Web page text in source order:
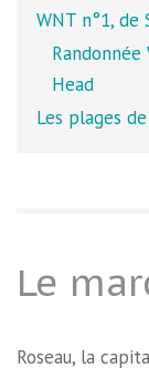
WNT n°1, de
Head
Les plages
Le
Roseau, la